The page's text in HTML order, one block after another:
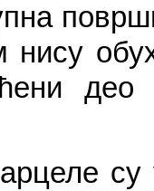
нису
део